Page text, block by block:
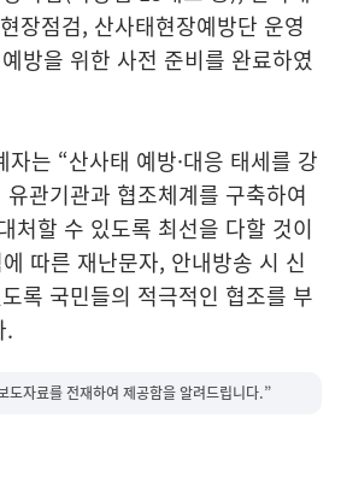
장점검, 산사태현장예방단 운영
방을 위한 사전 준비를 완료하였
는 “산사태 예방·대응 태세를 강
관기관과 협조체계를 구축하여
처할 수 있도록 최선을 다할 것이
따른 재난문자, 안내방송 시 신
록 국민들의 적극적인 협조를 부
.
도자료를 전재하여 제공함을 알려드립니다.”